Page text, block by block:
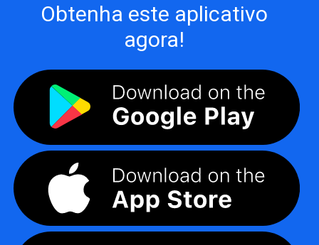
Obtenha este aplicativo
agora!